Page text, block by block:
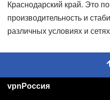
Краснодарский край. Это
производительность и
различных условиях и
vpnРоссия